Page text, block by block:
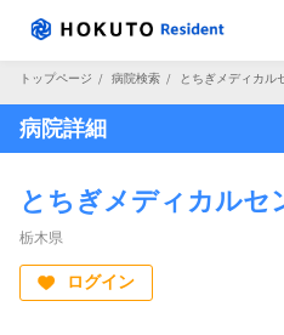
トップページ / 病院検索 / とちぎメディカル
病院詳細
とちぎメディカルセ
栃木県
ログイン